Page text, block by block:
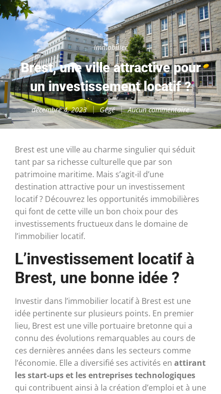
Immobilier
Brest, une ville attractive pour
un investissement locatif ?
décembre 4, 2023 Gégé Aucun commentaire
Brest est une ville au charme singulier qui séduit
tant par sa richesse culturelle que par son
patrimoine maritime. Mais s’agit-il d’une
destination attractive pour un investissement
locatif ? Découvrez les opportunités immobilières
qui font de cette ville un bon choix pour des
investissements fructueux dans le domaine de
l’immobilier locatif.
L’investissement locatif à
Brest, une bonne idée ?
Investir dans l’immobilier locatif à Brest est une
idée pertinente sur plusieurs points. En premier
lieu, Brest est une ville portuaire bretonne qui a
connu des évolutions remarquables au cours de
ces dernières années dans les secteurs comme
l’économie. Elle a diversifié ses activités en attirant
les start-ups et les entreprises technologiques
qui contribuent ainsi à la création d’emploi et à une